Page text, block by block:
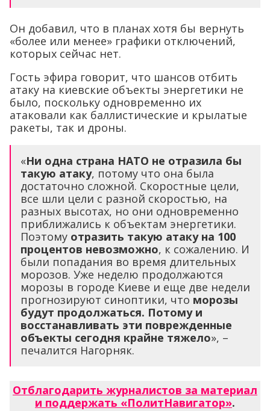
Он добавил, что в планах хотя бы вернуть
«более или менее» графики отключений,
которых сейчас нет.
Гость эфира говорит, что шансов отбить
атаку на киевские объекты энергетики не
было, поскольку одновременно их
атаковали как баллистические и крылатые
ракеты, так и дроны.
«Ни одна страна НАТО не отразила бы
такую ​​атаку, потому что она была
достаточно сложной. Скоростные цели,
все шли цели с разной скоростью, на
разных высотах, но они одновременно
приближались к объектам энергетики.
Поэтому отразить такую ​​атаку на 100
процентов невозможно, к сожалению. И
были попадания во время длительных
морозов. Уже неделю продолжаются
морозы в городе Киеве и еще две недели
прогнозируют синоптики, что морозы
будут продолжаться. Потому и
восстанавливать эти поврежденные
объекты сегодня крайне тяжело», –
печалится Нагорняк.
Отблагодарить журналистов за материал
и поддержать «ПолитНавигатор».